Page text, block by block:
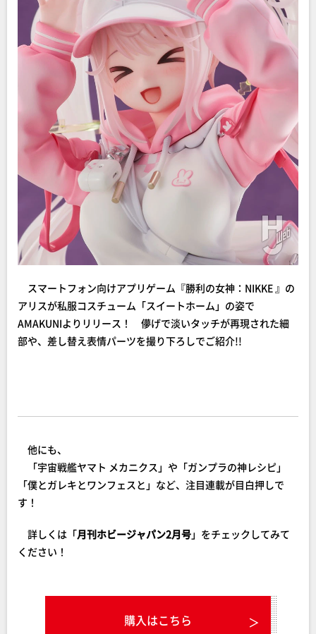
スマートフォン向けアプリゲーム『勝利の女神：NIKKE 』の
アリスが私服コスチューム「スイートホーム」の姿で
AMAKUNIよりリリース！ 儚げで淡いタッチが再現された細
部や、差し替え表情パーツを撮り下ろしでご紹介!!
他にも、
「宇宙戦艦ヤマト メカニクス」や「ガンプラの神レシピ」
「僕とガレキとワンフェスと」など、注目連載が目白押しで
す！
詳しくは「月刊ホビージャパン2月号」をチェックしてみて
ください！
購入はこちら